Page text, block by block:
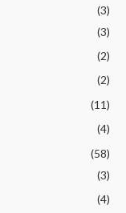
(3)
(3)
(2)
(2)
(11)
(4)
(58)
(3)
(4)